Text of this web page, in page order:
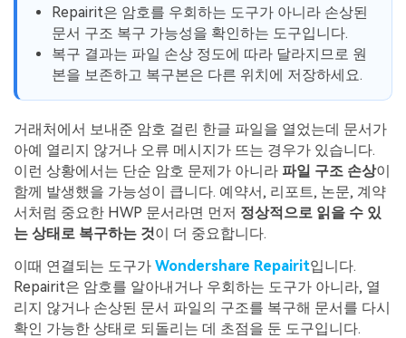
Repairit은 암호를 우회하는 도구가 아니라 손상된
문서 구조 복구 가능성을 확인하는 도구입니다.
복구 결과는 파일 손상 정도에 따라 달라지므로 원
본을 보존하고 복구본은 다른 위치에 저장하세요.
거래처에서 보내준 암호 걸린 한글 파일을 열었는데 문서가
아예 열리지 않거나 오류 메시지가 뜨는 경우가 있습니다.
이런 상황에서는 단순 암호 문제가 아니라 파일 구조 손상이
함께 발생했을 가능성이 큽니다. 예약서, 리포트, 논문, 계약
서처럼 중요한 HWP 문서라면 먼저 정상적으로 읽을 수 있
는 상태로 복구하는 것이 더 중요합니다.
이때 연결되는 도구가 Wondershare Repairit입니다.
Repairit은 암호를 알아내거나 우회하는 도구가 아니라, 열
리지 않거나 손상된 문서 파일의 구조를 복구해 문서를 다시
확인 가능한 상태로 되돌리는 데 초점을 둔 도구입니다.